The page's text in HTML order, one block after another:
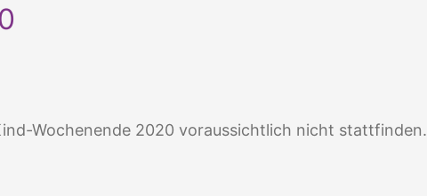
Wochenende 2020 voraussichtlich nicht stattfinden.